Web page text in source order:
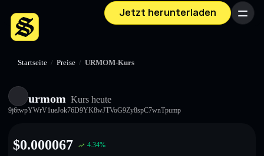
Jetzt herunterladen Menü
Startseite / Preise / URMOM-Kurs
urmom Kurs heute
9j6twpYWrV1ueJok76D9YK8wJTVoG9Zy8spC7wnTpump
$0.000067 4.34%